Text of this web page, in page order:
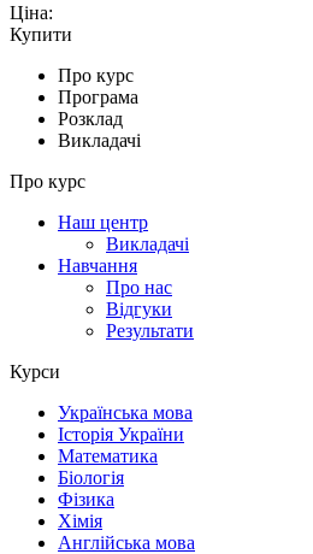
Ціна:
Купити
Про курс
Програма
Розклад
Викладачі
Про курс
Наш центр
Викладачі
Навчання
Про нас
Відгуки
Результати
Курси
Українська мова
Історія України
Математика
Біологія
Фізика
Хімія
Англійська мова